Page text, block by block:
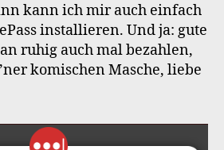
kann ich mir auch einfach
installieren. Und ja: gute
ruhig auch mal bezahlen,
komischen Masche, liebe